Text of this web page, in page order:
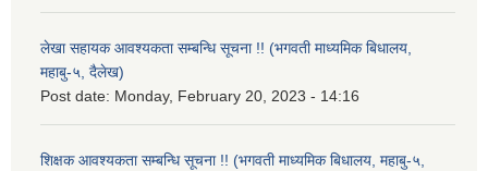
लेखा सहायक आवश्यकता सम्बन्धि सूचना !! (भगवती माध्यमिक बिधालय,
महाबु-५, दैलेख)
Post date: Monday, February 20, 2023 - 14:16
शिक्षक आवश्यकता सम्बन्धि सूचना !! (भगवती माध्यमिक बिधालय, महाबु-५,